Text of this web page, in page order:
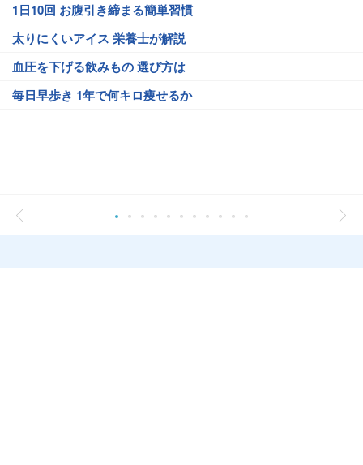
1日10回 お腹引き締まる簡単習慣
太りにくいアイス 栄養士が解説
血圧を下げる飲みもの 選び方は
毎日早歩き 1年で何キロ痩せるか